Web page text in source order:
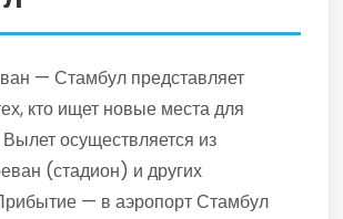
— Стамбул представляет
кто ищет новые места для
осуществляется из
(стадион) и других
— в аэропорт Стамбул